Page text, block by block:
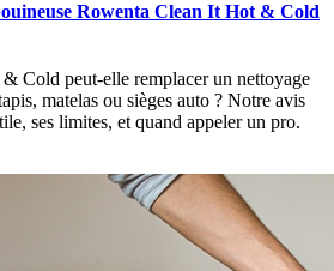
Rowenta Clean It Hot & Cold
Cold peut-elle remplacer un nettoyage
matelas ou sièges auto ? Notre avis
ses limites, et quand appeler un pro.